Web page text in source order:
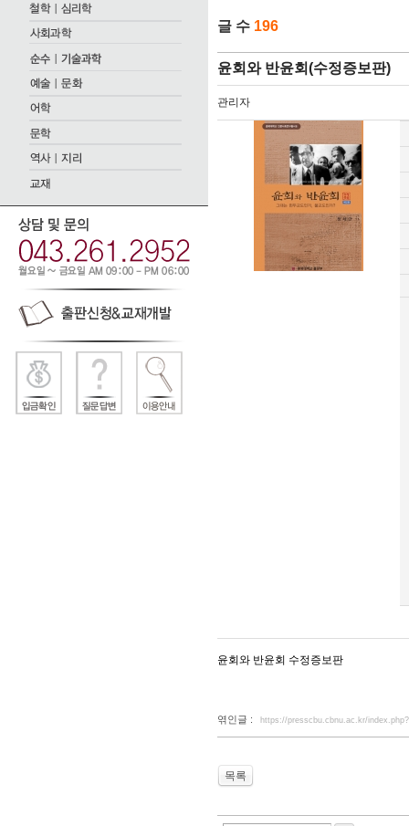
글 수 196
윤회와 반윤회(수정증보판)
관리자
윤회와 반윤회 수정증보판
엮인글 : https://presscbu.cbnu.ac.kr/
목록